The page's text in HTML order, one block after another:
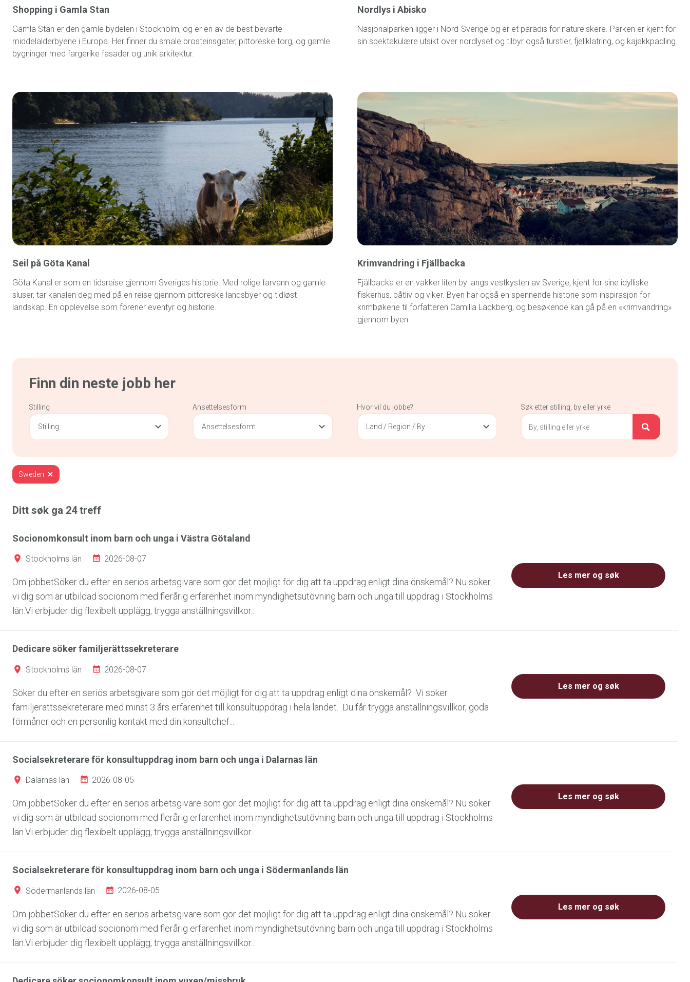
Shopping i Gamla Stan
Gamla Stan er den gamle bydelen i Stockholm, og er en av de best bevarte
middelalderbyene i Europa. Her finner du smale brosteinsgater, pittoreske torg, og gamle
bygninger med fargerike fasader og unik arkitektur.
Nordlys i Abisko
Nasjonalparken ligger i Nord-Sverige og er et paradis for naturelskere. Parken er kjent for
sin spektakulære utsikt over nordlyset og tilbyr også turstier, fjellklatring, og kajakkpadling.
Seil på Göta Kanal
Göta Kanal er som en tidsreise gjennom Sveriges historie. Med rolige farvann og gamle
sluser, tar kanalen deg med på en reise gjennom pittoreske landsbyer og tidløst
landskap. En opplevelse som forener eventyr og historie.
Krimvandring i Fjällbacka
Fjällbacka er en vakker liten by langs vestkysten av Sverige, kjent for sine idylliske
fiskerhus, båtliv og viker. Byen har også en spennende historie som inspirasjon for
krimbøkene til forfatteren Camilla Läckberg, og besøkende kan gå på en «krimvandring»
gjennom byen.
Finn din neste jobb her
Stilling
Stilling
Ansettelsesform
Ansettelsesform
Hvor vil du jobbe?
Land / Region / By
Søk etter stilling, by eller yrke
Sweden
Ditt søk ga 24treff
Socionomkonsult inom barn och unga i Västra Götaland
Stockholms län 2026-08-07
Om jobbetSöker du efter en seriös arbetsgivare som gör det möjligt för dig att ta uppdrag enligt dina önskemål? Nu söker
vi dig som är utbildad socionom med flerårig erfarenhet inom myndighetsutövning barn och unga till uppdrag i Stockholms
län.Vi erbjuder dig flexibelt upplägg, trygga anställningsvillkor...
Les mer og søk
Dedicare söker familjerättssekreterare
Stockholms län 2026-08-07
Söker du efter en seriös arbetsgivare som gör det möjligt för dig att ta uppdrag enligt dina önskemål? Vi söker
familjerättssekreterare med minst 3 års erfarenhet till konsultuppdrag i hela landet. Du får trygga anställningsvillkor, goda
förmåner och en personlig kontakt med din konsultchef...
Les mer og søk
Socialsekreterare för konsultuppdrag inom barn och unga i Dalarnas län
Dalarnas län 2026-08-05
Om jobbetSöker du efter en seriös arbetsgivare som gör det möjligt för dig att ta uppdrag enligt dina önskemål? Nu söker
vi dig som är utbildad socionom med flerårig erfarenhet inom myndighetsutövning barn och unga till uppdrag i Stockholms
län.Vi erbjuder dig flexibelt upplägg, trygga anställningsvillkor...
Les mer og søk
Socialsekreterare för konsultuppdrag inom barn och unga i Södermanlands län
Södermanlands län 2026-08-05
Om jobbetSöker du efter en seriös arbetsgivare som gör det möjligt för dig att ta uppdrag enligt dina önskemål? Nu söker
vi dig som är utbildad socionom med flerårig erfarenhet inom myndighetsutövning barn och unga till uppdrag i Stockholms
län.Vi erbjuder dig flexibelt upplägg, trygga anställningsvillkor...
Les mer og søk